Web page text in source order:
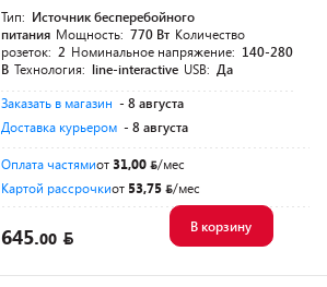
Тип: Источник бесперебойного
питания Мощность: 770 Вт Количество
розеток: 2 Номинальное напряжение: 140-280
В Технология: line-interactive USB: Да
Заказать в магазин - 8 августа
Доставка курьером - 8 августа
Оплата частямиот31,00
/мес
Картой рассрочкиот 53,75 /мес
645.00
В корзину